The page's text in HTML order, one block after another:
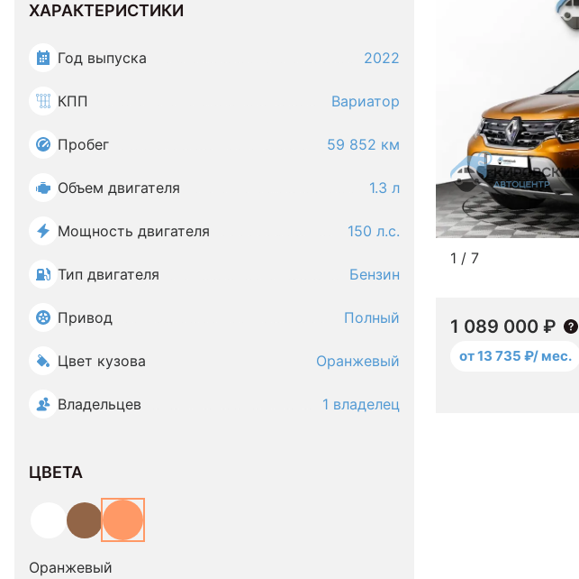
ХАРАКТЕРИСТИКИ
Год выпуска 2022
КПП Вариатор
Пробег 59 852 км
Объем двигателя 1.3 л
Мощность двигателя 150 л.с.
Тип двигателя Бензин
Привод Полный
Цвет кузова Оранжевый
Владельцев 1 владелец
ЦВЕТА
Оранжевый
1 / 7
1 089 000 ₽
от 13 735 ₽/ мес.